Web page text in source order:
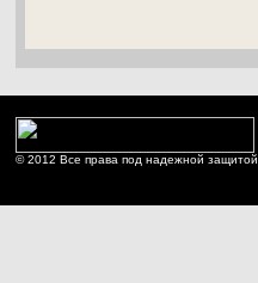
© 2012 Все права под надежной защитой.